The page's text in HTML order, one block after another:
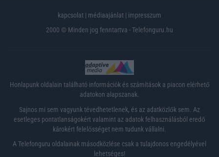
kapcsolat | médiaajánlat | impresszum
2000 © Minden jog fenntartva - Telefonguru.hu
Honlapunk oldalain található információk és számítások a piacon elérhető
adatokon alapszanak.
Sajnos mi sem vagyunk tévedhetetlenek, és az adatközlők sem. Az
esetleges pontatlanságokért valamint az adatok felhasználásból eredő
károkért felelősséget nem tudunk vállalni.
A Telefonguru oldalainak másodközlése csak a tulajdonos engedélyével
lehetséges!